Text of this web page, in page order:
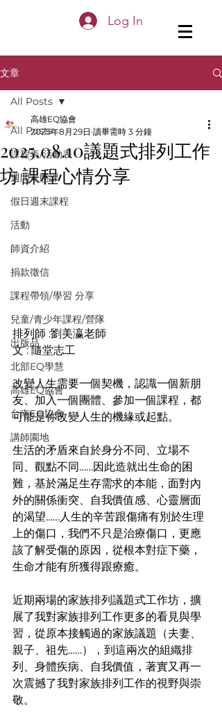
Log In
文章
All Posts
課程表/活動表
週間常態課
假日週末課程
活動
師資介紹
捐款徵信
課程帶領/學習 分享
兒童/青少年課程/營隊
出版品
北部EQ學慧
高雄EQ協會
台南EQ協會
講師園地
All Posts
2025.08.10議題式排列工作
坊 課程心情分享
高雄EQ協會
2025年8月29日 讀畢需時 3 分鐘
排列師 :劉美瀛老師
文 : 隨堂志工
改變人生需要一個契機，認識一個新朋
友、加入一個團體、參加一個課程，都
可能是你改變人生的機緣或起點。
生活的矛盾來自於身分不同、立場不
同、觀點不同……因此造就出生命的困
難，基於滿足生存需求的本能，面對內
外的關係衝突、自我價值感、心靈層面
的渴望……人生的辛苦跟傷痛有別於生理
上的傷口，我們不只是治療傷口，更應
該了解受傷的原因，從根本對症下藥，
生命才能有所獲得跟療癒。
近期兩場的家族排列議題式工作坊，擴
展了我對家族排列工作更多的看見與學
習，從原本接觸過的家族議題（夫妻、
親子、祖先……），到這兩次的組織排
列、身體疾病、自我價值，著實又再一
次震撼了我對家族排列工作的視野與崇
敬。